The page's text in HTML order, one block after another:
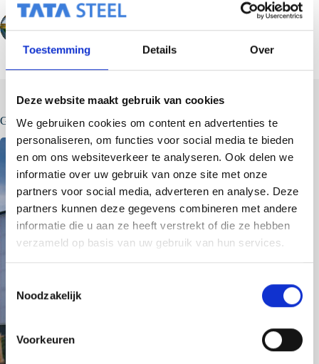
Toestemming Details Over
Deze website maakt gebruik van cookies
We gebruiken cookies om content en advertenties te
personaliseren, om functies voor social media te bieden
en om ons websiteverkeer te analyseren. Ook delen we
informatie over uw gebruik van onze site met onze
partners voor social media, adverteren en analyse. Deze
partners kunnen deze gegevens combineren met andere
informatie die u aan ze heeft verstrekt of die ze hebben
verzameld op basis van uw gebruik van hun services.
Noodzakelijk
Voorkeuren
VORIGE VOLGENDE
Gerelateerde berichten